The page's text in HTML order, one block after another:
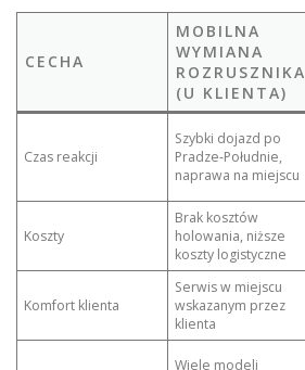
CECHA
MOBILNA
WYMIANA
ROZRUSZNIKA
(U KLIENTA)
Czas reakcji
Szybki dojazd po
Pradze‑Południe,
naprawa na miejscu
Koszty
Brak kosztów
holowania, niższe
koszty logistyczne
Komfort klienta
Serwis w miejscu
wskazanym przez
klienta
Wiele modeli